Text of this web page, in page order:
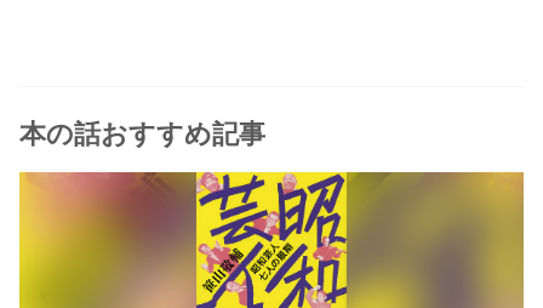
本の話おすすめ記事